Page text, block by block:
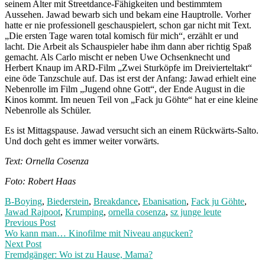
seinem Alter mit Streetdance-Fähigkeiten und bestimmtem
Aussehen. Jawad bewarb sich und bekam eine Hauptrolle. Vorher
hatte er nie professionell geschauspielert, schon gar nicht mit Text.
„Die ersten Tage waren total komisch für mich“, erzählt er und
lacht. Die Arbeit als Schauspieler habe ihm dann aber richtig Spaß
gemacht. Als Carlo mischt er neben Uwe Ochsenknecht und
Herbert Knaup im ARD-Film „Zwei Sturköpfe im Dreivierteltakt“
eine öde Tanzschule auf. Das ist erst der Anfang: Jawad erhielt eine
Nebenrolle im Film „Jugend ohne Gott“, der Ende August in die
Kinos kommt. Im neuen Teil von „Fack ju Göhte“ hat er eine kleine
Nebenrolle als Schüler.
Es ist Mittagspause. Jawad versucht sich an einem Rückwärts-Salto.
Und doch geht es immer weiter vorwärts.
Text: Ornella Cosenza
Foto: Robert Haas
B-Boying, Biederstein, Breakdance, Ebanisation, Fack ju Göhte,
Jawad Rajpoot, Krumping, ornella cosenza, sz junge leute
Post
navigation
Previous PostPrevious
post:
Wo kann man… Kinofilme mit Niveau angucken?
Next Post
Fremdgänger: Wo ist zu Hause, Mama?